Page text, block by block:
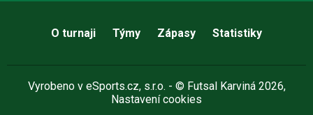
O turnaji Týmy Zápasy Statistiky
Vyrobeno v eSports.cz, s.r.o. - © Futsal Karviná 2026,
Nastavení cookies